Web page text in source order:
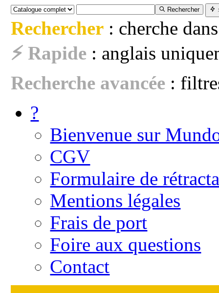
Rechercher
Rechercher : cherche
⚡ Rapide : anglais
Recherche avancée :
?
Bienvenue sur
CGV
Formulaire de
Mentions légales
Frais de port
Foire aux questions
Contact